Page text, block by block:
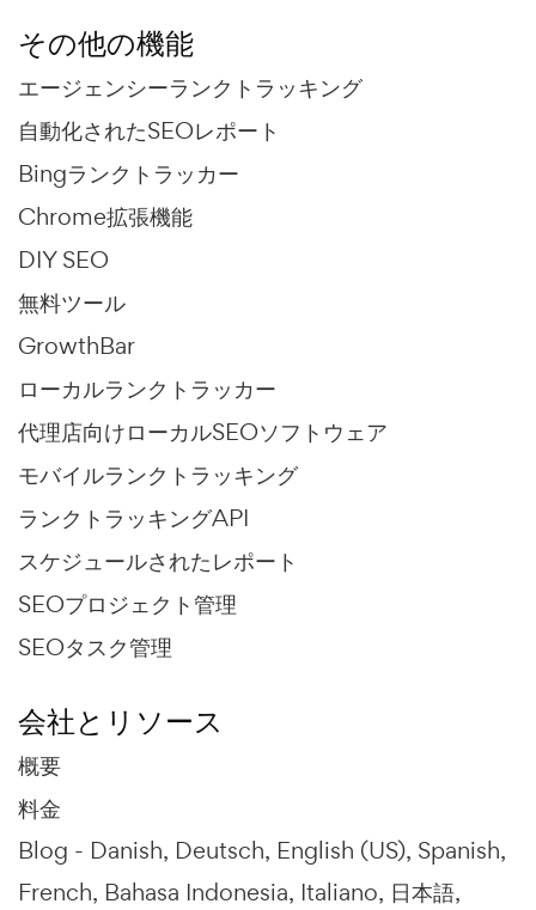
その他の機能
エージェンシーランクトラッキング
自動化されたSEOレポート
Bingランクトラッカー
Chrome拡張機能
DIY SEO
無料ツール
GrowthBar
ローカルランクトラッカー
代理店向けローカルSEOソフトウェア
モバイルランクトラッキング
ランクトラッキングAPI
スケジュールされたレポート
SEOプロジェクト管理
SEOタスク管理
会社とリソース
概要
料金
Blog - Danish Deutsch English (US) Spanish
French Bahasa Indonesia Italiano 日本語